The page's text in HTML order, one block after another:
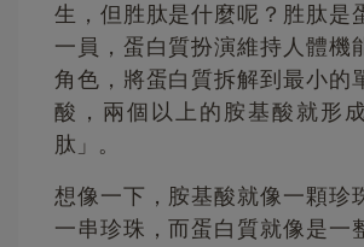
生，但胜肽是什麼呢？胜肽是
一員，蛋白質扮演維持人體機
角色，將蛋白質拆解到最小的
酸，兩個以上的胺基酸就形
肽」。
想像一下，胺基酸就像一顆珍
一串珍珠，而蛋白質就像是一